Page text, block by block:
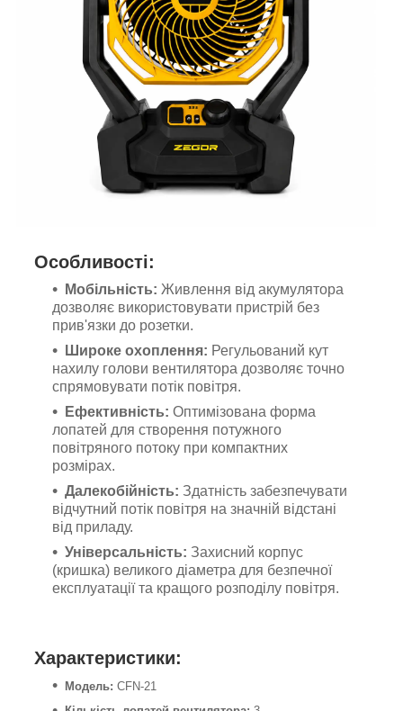
Характеристики:
Модель: CFN-21
Особливості:
Мобільність: Живлення від акумулятора
дозволяє використовувати пристрій без
прив'язки до розетки.
Широке охоплення: Регульований кут
нахилу голови вентилятора дозволяє точно
спрямовувати потік повітря.
Ефективність: Оптимізована форма
лопатей для створення потужного
повітряного потоку при компактних
розмірах.
Далекобійність: Здатність забезпечувати
відчутний потік повітря на значній відстані
від приладу.
Універсальність: Захисний корпус
(кришка) великого діаметра для безпечної
експлуатації та кращого розподілу повітря.